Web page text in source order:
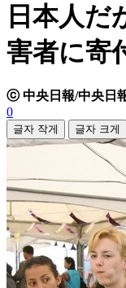
日本人
害者に寄
ⓒ 中央日報/中央日
0
글자 작게 글자 크게